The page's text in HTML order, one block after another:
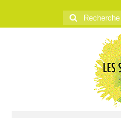
Rechercher
: